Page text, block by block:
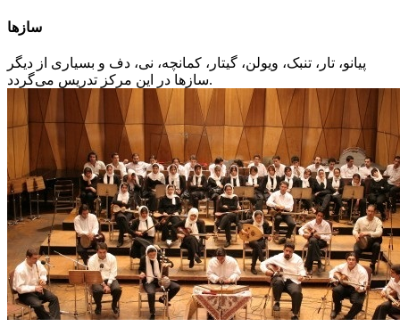
سازها
پیانو، تار، تنبک، ویولن، گیتار، کمانچه، نی، دف و بسیاری از دیگر
سازها در این مرکز تدریس می‌گردد.